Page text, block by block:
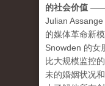
的社会价值 ——
Julian
的媒体革命新
Snowden 的女
比大规模监控
未的婚姻状况